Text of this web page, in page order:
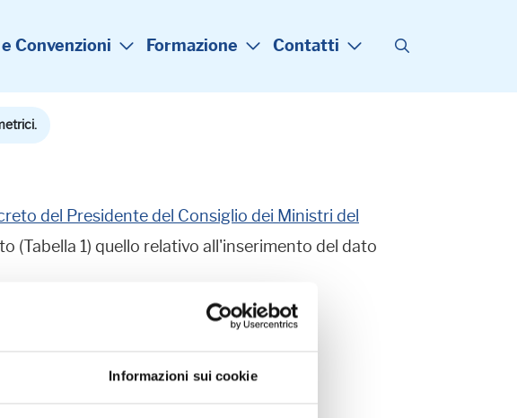
Informazioni sui cookie
Convenzioni Formazione Contatti
del Presidente del Consiglio dei Ministri del
(Tabella 1) quello relativo all'inserimento del dato